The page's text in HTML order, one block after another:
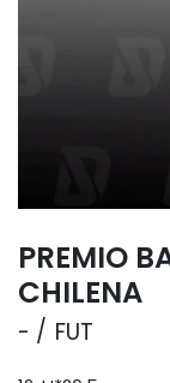
PREMIO
CHILENA
- FUT